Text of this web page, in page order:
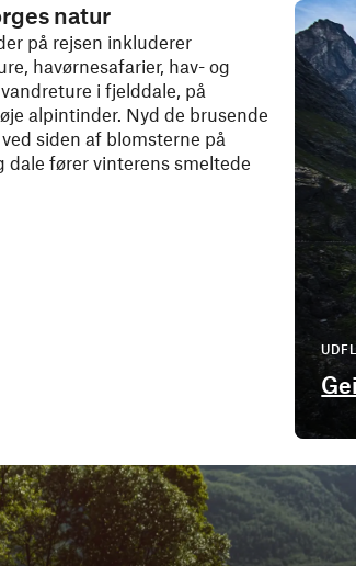
natur
på rejsen inkluderer
havørnesafarier, hav- og
i fjelddale, på
alpintinder. Nyd de brusende
siden af blomsterne på
dale fører vinterens smeltede